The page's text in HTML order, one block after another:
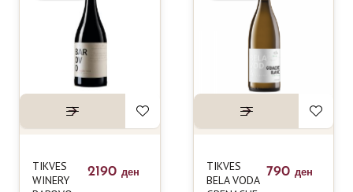
TIKVES
WINERY
2190 ден
TIKVES
BELA VODA
790 ден